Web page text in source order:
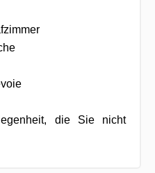
die Sie nicht